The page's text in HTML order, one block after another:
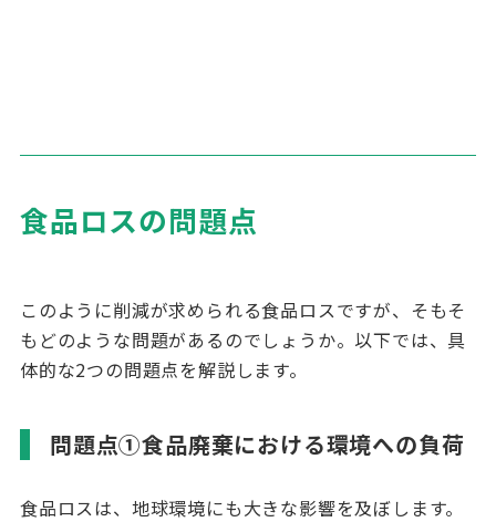
食品ロスの問題点
このように削減が求められる食品ロスですが、そもそ
もどのような問題があるのでしょうか。以下では、具
体的な2つの問題点を解説します。
問題点①食品廃棄における環境への負荷
食品ロスは、地球環境にも大きな影響を及ぼします。